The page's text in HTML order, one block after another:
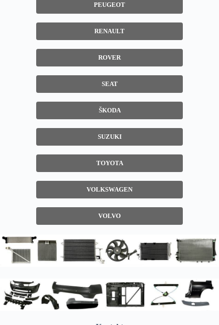
PEUGEOT
RENAULT
ROVER
SEAT
ŠKODA
SUZUKI
TOYOTA
VOLKSWAGEN
VOLVO